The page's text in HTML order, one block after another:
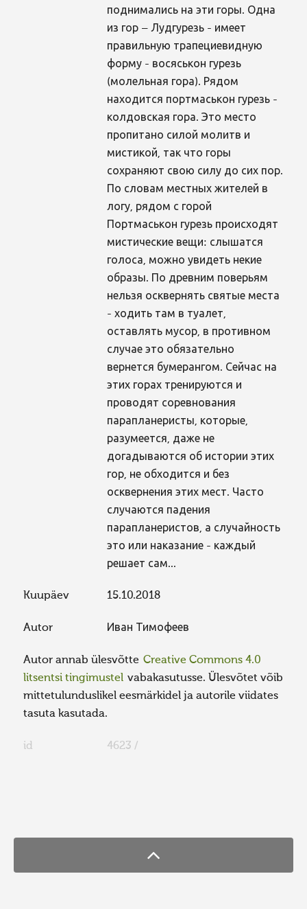
поднимались на эти горы. Одна
из гор – Лудгурезь - имеет
правильную трапециевидную
форму - восяськон гурезь
(молельная гора). Рядом
находится портмаськон гурезь -
колдовская гора. Это место
пропитано силой молитв и
мистикой, так что горы
сохраняют свою силу до сих пор.
По словам местных жителей в
логу, рядом с горой
Портмаськон гурезь происходят
мистические вещи: слышатся
голоса, можно увидеть некие
образы. По древним поверьям
нельзя осквернять святые места
- ходить там в туалет,
оставлять мусор, в противном
случае это обязательно
вернется бумерангом. Сейчас на
этих горах тренируются и
проводят соревнования
парапланеристы, которые,
разумеется, даже не
догадываются об истории этих
гор, не обходится и без
осквернения этих мест. Часто
случаются падения
парапланеристов, а случайность
это или наказание - каждый
решает сам...
Kuupäev 15.10.2018
Autor Иван Тимофеев
Autor annab ülesvõtte Creative Commons 4.0
litsentsi tingimustel vabakasutusse. Ülesvõtet võib
mittetulunduslikel eesmärkidel ja autorile viidates
tasuta kasutada.
id 4623 /